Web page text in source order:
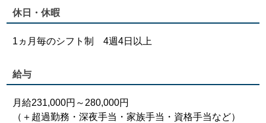
休日・休暇
1ヵ月毎のシフト制 4週4日以上
給与
月給231,000円～280,000円
（＋超過勤務・深夜手当・家族手当・資格手当など）